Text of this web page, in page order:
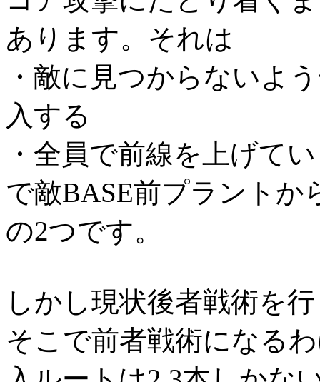
あります。それは
・敵に見つからないよ
入する
・全員で前線を上げて
で敵BASE前プラントか
の2つです。
しかし現状後者戦術を
そこで前者戦術になる